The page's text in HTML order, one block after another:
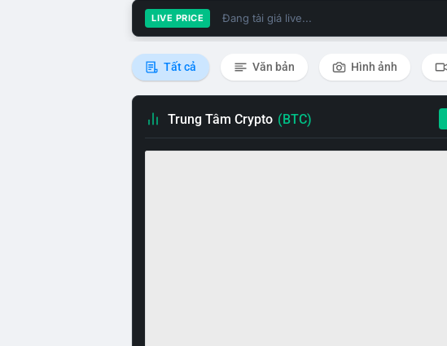
LIVE PRICE Đang tải giá live...
Tất cả Văn bản Hình ảnh
Trung Tâm Crypto (BTC)